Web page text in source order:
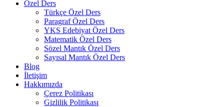
Özel Ders
Türkçe Özel Ders
Paragraf Özel Ders
YKS Edebiyat Özel Ders
Matematik Özel Ders
Sözel Mantık Özel Ders
Sayısal Mantık Özel Ders
Blog
İletişim
Hakkımızda
Çerez Politikası
Gizlilik Politikası